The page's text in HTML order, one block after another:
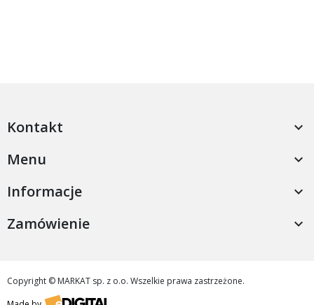
Kontakt 
Menu 
Informacje 
Zamówienie 
Copyright © MARKAT sp. z o.o. Wszelkie prawa zastrzeżone.